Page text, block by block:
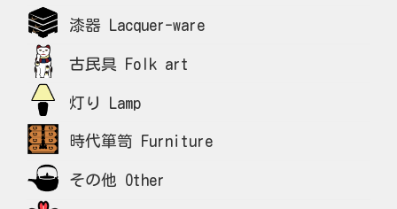
漆器 Lacquer-ware
古民具 Folk art
灯り Lamp
時代箪笥 Furniture
その他 Other